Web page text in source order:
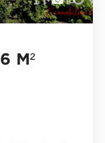
M²